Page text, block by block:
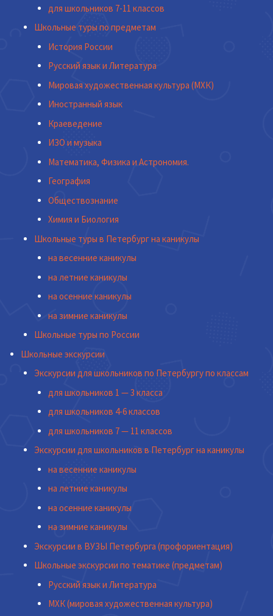
для школьников 7-11 классов
Школьные туры по предметам
История России
Русский язык и Литература
Мировая художественная культура (МХК)
Иностранный язык
Краеведение
ИЗО и музыка
Математика, Физика и Астрономия.
География
Обществознание
Химия и Биология
Школьные туры в Петербург на каникулы
на весенние каникулы
на летние каникулы
на осенние каникулы
на зимние каникулы
Школьные туры по России
Школьные экскурсии
Экскурсии для школьников по Петербургу по классам
для школьников 1 — 3 класса
для школьников 4-6 классов
для школьников 7 — 11 классов
Экскурсии для школьников в Петербург на каникулы
на весенние каникулы
на летние каникулы
на осенние каникулы
на зимние каникулы
Экскурсии в ВУЗЫ Петербурга (профориентация)
Школьные экскурсии по тематике (предметам)
Русский язык и Литература
МХК (мировая художественная культура)